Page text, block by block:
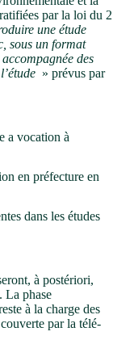
par la loi du 2
une étude
sous un format
des
» prévus par
a vocation à
en préfecture en
dans les études
à postériori,
La phase
à la charge des
par la télé-